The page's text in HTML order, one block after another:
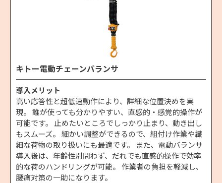
キトー電動チェーンバランサ
導入メリット
高い応答性と超低速動作により、詳細な位置決めを実
現。 誰が使っても分かりやすい、直感的・感覚的操作が
可能です。 止めたいところでしっかり止まり、動き出し
もスムーズ。 細かい調整ができるので、組付け作業や繊
細な荷物の取り扱いにも最適です。 また、電動バランサ
導入後は、年齢性別問わず、だれでも直感的操作で効率
的な荷のハンドリングが可能。 作業者の負担を軽減し、
腰痛対策の一助になります。